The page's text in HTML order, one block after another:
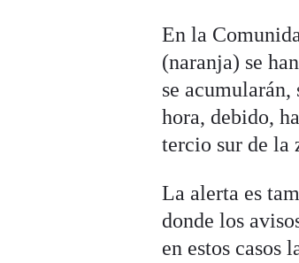
En la
(naranja) se
se
hora, debido,
tercio sur de la
La alerta es
donde los
en estos casos